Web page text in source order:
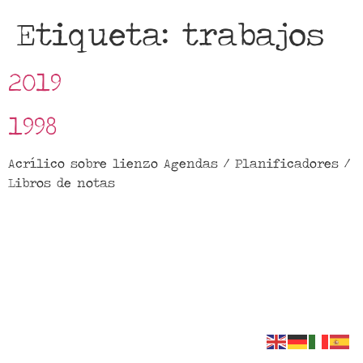
Etiqueta: trabajos
2019
1998
Acrílico sobre lienzo Agendas / Planificadores /
Libros de notas